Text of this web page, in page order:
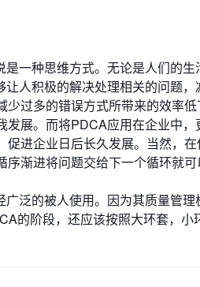
一种思维方式。无论是人们的
人积极的解决处理相关的问题
过多的错误方式所带来的效率
展。而将PDCA应用在企业中
进企业日后长久发展。当然，
渐进将问题交给下一个循环就可
泛的被人使用。因为其质量管
的阶段，还应该按照大环套，